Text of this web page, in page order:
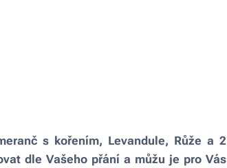
s kořením, Levandule, Růže a 2
dle Vašeho přání a můžu je pro Vás